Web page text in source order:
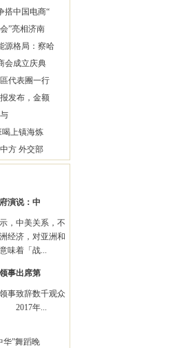
搭中国电商“
”亮相济南
源格局：察哈
会成立庆典
代表團一行
发布，金额
上镇海炼
方 外交部
演说：中
，中美关系，不
经济，对亚洲和
味着「战...
事出席第
事致辞数千观众
2017年...
华”舞蹈晚